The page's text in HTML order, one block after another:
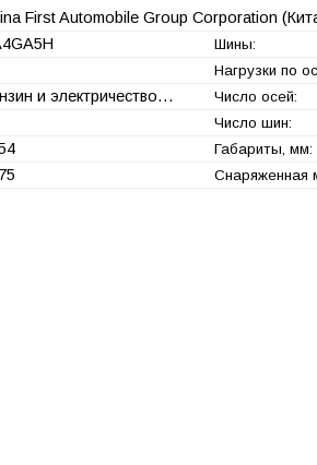
First Automobile Group Corporation
Шины:
Нагрузки по
и электричество… Число осей:
Число шин:
Габариты, мм:
Снаряженная